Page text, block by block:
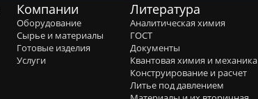
Компании
Оборудование
Сырье и материалы
Готовые изделия
Услуги
Литература
Аналитическая химия
ГОСТ
Документы
Квантовая химия и механика
Конструирование и расчет
Литье под давлением